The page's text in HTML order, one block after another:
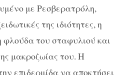
με Ρεσβερατρόλη,
της ιδιότητες, η
φλούδα του σταφυλιού και
μακροζωίας του. Η
επιδερμίδα να αποκτήσει